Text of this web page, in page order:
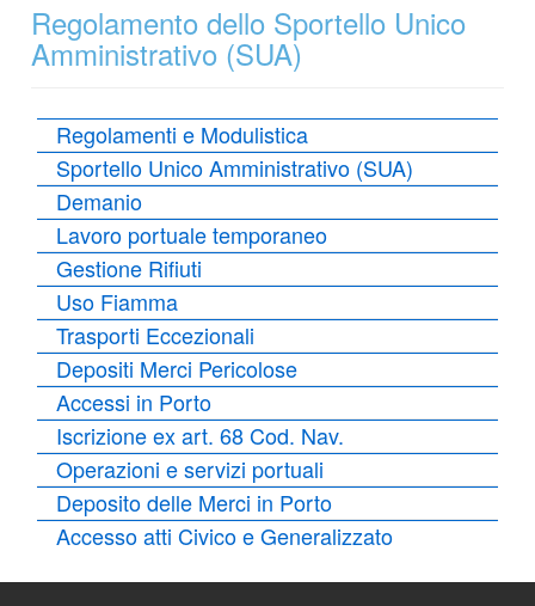
Regolamento dello Sportello Unico
Amministrativo (SUA)
Regolamenti e Modulistica
Sportello Unico Amministrativo (SUA)
Demanio
Lavoro portuale temporaneo
Gestione Rifiuti
Uso Fiamma
Trasporti Eccezionali
Depositi Merci Pericolose
Accessi in Porto
Iscrizione ex art. 68 Cod. Nav.
Operazioni e servizi portuali
Deposito delle Merci in Porto
Accesso atti Civico e Generalizzato